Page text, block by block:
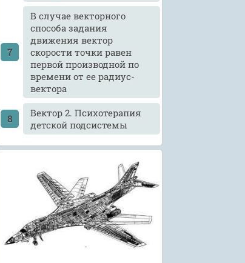
В случае векторного
способа задания
движения вектор
скорости точки равен
первой производной по
времени от ее радиус-
вектора
Вектор 2. Психотерапия
детской подсистемы